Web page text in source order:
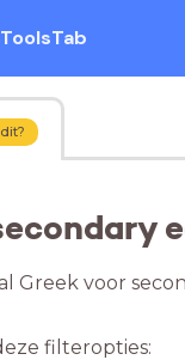
Greek voor
filteropties: